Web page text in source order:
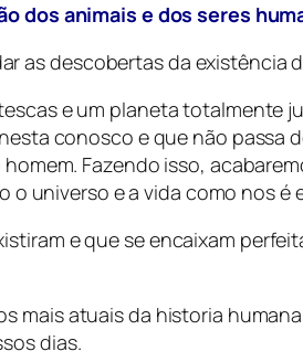
dos animais e dos seres
as descobertas da existência
e um planeta totalmente
conosco e que não passa
Fazendo isso,
universo e a vida como nos é
e que se encaixam
mais atuais da historia
dias.